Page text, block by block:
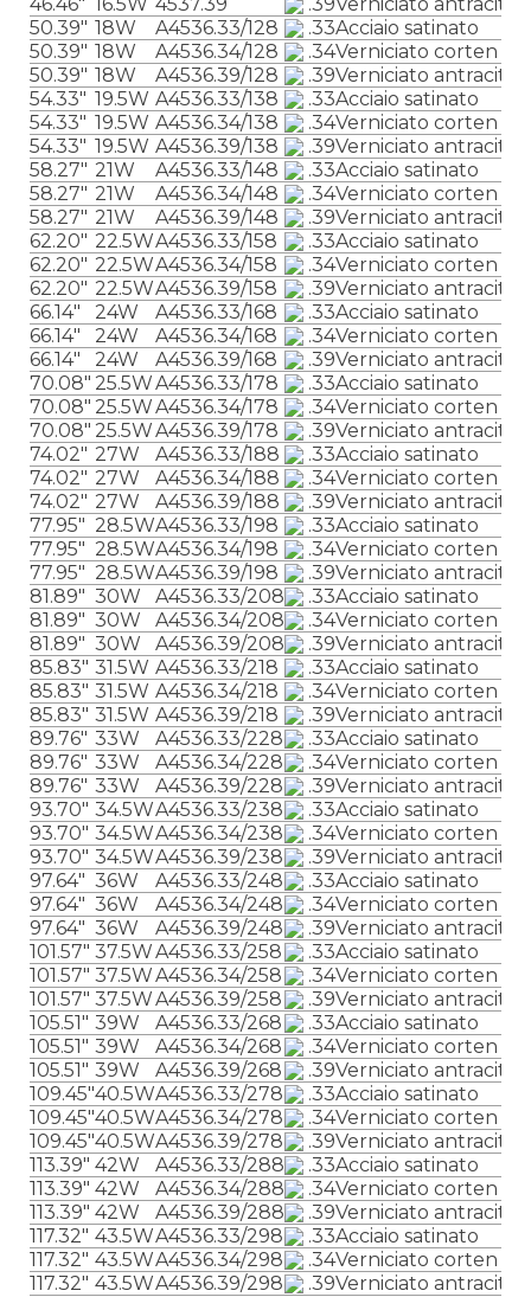
50.39″ 18W A4536.33/128 .33Acciaio satinato
50.39″ 18W A4536.34/128 .34Verniciato corten
50.39″ 18W A4536.39/128 .39Verniciato antracite
54.33″ 19.5W A4536.33/138 .33Acciaio satinato
54.33″ 19.5W A4536.34/138 .34Verniciato corten
54.33″ 19.5W A4536.39/138 .39Verniciato antracite
58.27″ 21W A4536.33/148 .33Acciaio satinato
58.27″ 21W A4536.34/148 .34Verniciato corten
58.27″ 21W A4536.39/148 .39Verniciato antracite
62.20″ 22.5WA4536.33/158 .33Acciaio satinato
62.20″ 22.5WA4536.34/158 .34Verniciato corten
62.20″ 22.5WA4536.39/158 .39Verniciato antracite
66.14″
24W A4536.33/168 .33Acciaio satinato
66.14″
24W A4536.34/168 .34Verniciato corten
66.14″
24W A4536.39/168 .39Verniciato antracite
70.08″ 25.5WA4536.33/178 .33Acciaio satinato
70.08″ 25.5WA4536.34/178 .34Verniciato corten
70.08″ 25.5WA4536.39/178 .39Verniciato antracite
74.02″ 27W A4536.33/188 .33Acciaio satinato
74.02″ 27W A4536.34/188 .34Verniciato corten
74.02″ 27W A4536.39/188 .39Verniciato antracite
77.95″ 28.5WA4536.33/198 .33Acciaio satinato
77.95″ 28.5WA4536.34/198 .34Verniciato corten
77.95″ 28.5WA4536.39/198 .39Verniciato antracite
81.89″ 30W A4536.33/208 .33Acciaio satinato
81.89″ 30W A4536.34/208 .34Verniciato corten
81.89″ 30W A4536.39/208 .39Verniciato antracite
85.83″ 31.5W A4536.33/218 .33Acciaio satinato
85.83″ 31.5W A4536.34/218 .34Verniciato corten
85.83″ 31.5W A4536.39/218 .39Verniciato antracite
89.76″ 33W A4536.33/228 .33Acciaio satinato
89.76″ 33W A4536.34/228 .34Verniciato corten
89.76″ 33W A4536.39/228 .39Verniciato antracite
93.70″ 34.5WA4536.33/238 .33Acciaio satinato
93.70″ 34.5WA4536.34/238 .34Verniciato corten
93.70″ 34.5WA4536.39/238 .39Verniciato antracite
97.64″ 36W A4536.33/248 .33Acciaio satinato
97.64″ 36W A4536.34/248 .34Verniciato corten
97.64″ 36W A4536.39/248 .39Verniciato antracite
101.57″ 37.5WA4536.33/258 .33Acciaio satinato
101.57″ 37.5WA4536.34/258 .34Verniciato corten
101.57″ 37.5WA4536.39/258 .39Verniciato antracite
105.51″ 39W A4536.33/268 .33Acciaio satinato
105.51″ 39W A4536.34/268 .34Verniciato corten
105.51″ 39W A4536.39/268 .39Verniciato antracite
109.45″40.5WA4536.33/278 .33Acciaio satinato
109.45″40.5WA4536.34/278 .34Verniciato corten
109.45″40.5WA4536.39/278 .39Verniciato antracite
113.39″ 42W A4536.33/288 .33Acciaio satinato
113.39″ 42W A4536.34/288 .34Verniciato corten
113.39″ 42W A4536.39/288 .39Verniciato antracite
117.32″ 43.5WA4536.33/298 .33Acciaio satinato
117.32″ 43.5WA4536.34/298 .34Verniciato corten
117.32″ 43.5WA4536.39/298 .39Verniciato antracite